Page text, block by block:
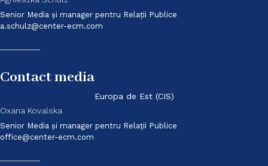
Senior Media și manager pentru Relații Publice
a.schulz@center-ecm.com
Contact media
Europa de Est (CIS)
Oxana Kovalska
Senior Media și manager pentru Relații Publice
office@center-ecm.com